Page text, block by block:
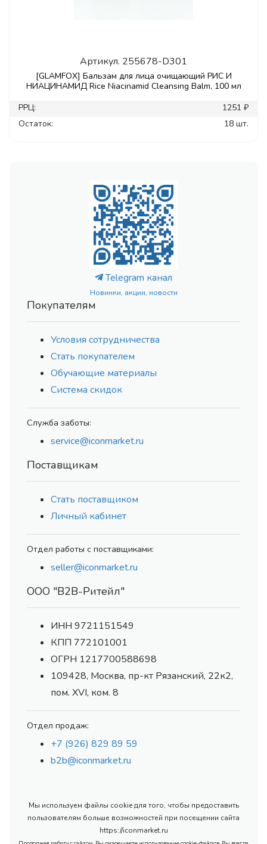
Артикул. 255678-D301
[GLAMFOX] Бальзам для лица очищающий РИС И
НИАЦИНАМИД Rice Niacinamid Cleansing Balm, 100 мл
РРЦ:
1251 ₽
Остаток:
18 шт.
Telegram канал
Новинки, акции, новости
Покупателям
Условия сотрудничества
Стать покупателем
Обучающие материалы
Система скидок
Служба заботы:
service@iconmarket.ru
Поставщикам
Стать поставщиком
Личный кабинет
Отдел работы с поставщиками:
seller@iconmarket.ru
ООО "В2В-Ритейл"
ИНН 9721151549
КПП 772101001
ОГРН 1217700588698
109428, Москва, пр-кт Рязанский, 22к2,
пом. XVI, ком. 8
Отдел продаж:
+7 (926) 829 89 59
b2b@iconmarket.ru
Мы используем файлы cookie для того, чтобы предоставить
пользователям больше возможностей при посещении сайта
https://iconmarket.ru